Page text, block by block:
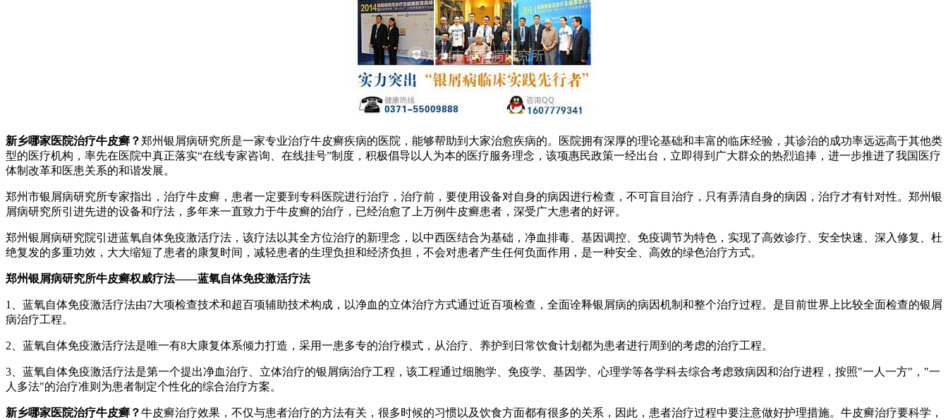
新乡哪家医院治疗牛皮癣？郑州银屑病研究所是一家专业治疗牛皮癣疾病的医院，能够帮助到大家治愈疾病的。医院拥有深厚的理论基础和丰富的临床经验，其诊治的成功率远远高于其他类
型的医疗机构，率先在医院中真正落实“在线专家咨询、在线挂号”制度，积极倡导以人为本的医疗服务理念，该项惠民政策一经出台，立即得到广大群众的热烈追捧，进一步推进了我国医疗
体制改革和医患关系的和谐发展。
郑州市银屑病研究所专家指出，治疗牛皮癣，患者一定要到专科医院进行治疗，治疗前，要使用设备对自身的病因进行检查，不可盲目治疗，只有弄清自身的病因，治疗才有针对性。郑州银
屑病研究所引进先进的设备和疗法，多年来一直致力于牛皮癣的治疗，已经治愈了上万例牛皮癣患者，深受广大患者的好评。
郑州银屑病研究院引进蓝氧自体免疫激活疗法，该疗法以其全方位治疗的新理念，以中西医结合为基础，净血排毒、基因调控、免疫调节为特色，实现了高效诊疗、安全快速、深入修复、杜
绝复发的多重功效，大大缩短了患者的康复时间，减轻患者的生理负担和经济负担，不会对患者产生任何负面作用，是一种安全、高效的绿色治疗方式。
郑州银屑病研究所牛皮癣权威疗法——蓝氧自体免疫激活疗法
1、蓝氧自体免疫激活疗法由7大项检查技术和超百项辅助技术构成，以净血的立体治疗方式通过近百项检查，全面诠释银屑病的病因机制和整个治疗过程。是目前世界上比较全面检查的银屑
病治疗工程。
2、蓝氧自体免疫激活疗法是唯一有8大康复体系倾力打造，采用一患多专的治疗模式，从治疗、养护到日常饮食计划都为患者进行周到的考虑的治疗工程。
3、蓝氧自体免疫激活疗法是第一个提出净血治疗、立体治疗的银屑病治疗工程，该工程通过细胞学、免疫学、基因学、心理学等各学科去综合考虑致病因和治疗进程，按照"一人一方"，"一
人多法"的治疗准则为患者制定个性化的综合治疗方案。
新乡哪家医院治疗牛皮癣？牛皮癣治疗效果，不仅与患者治疗的方法有关，很多时候的习惯以及饮食方面都有很多的关系，因此，患者治疗过程中要注意做好护理措施。牛皮癣治疗要科学，